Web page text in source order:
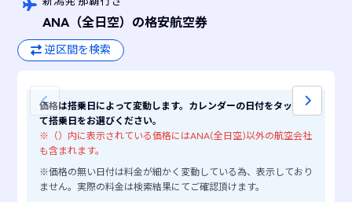
ANA（全日空） の格安航空券
逆区間を検索
価格は搭乗日によって変動します。カレンダーの日付をタップし
て搭乗日をお選びください。
※（）内に表示されている価格にはANA(全日空)以外の航空会社
も含まれます。
※価格の無い日付は料金が細かく変動している為、表示しており
ません。実際の料金は検索結果にてご確認頂けます。